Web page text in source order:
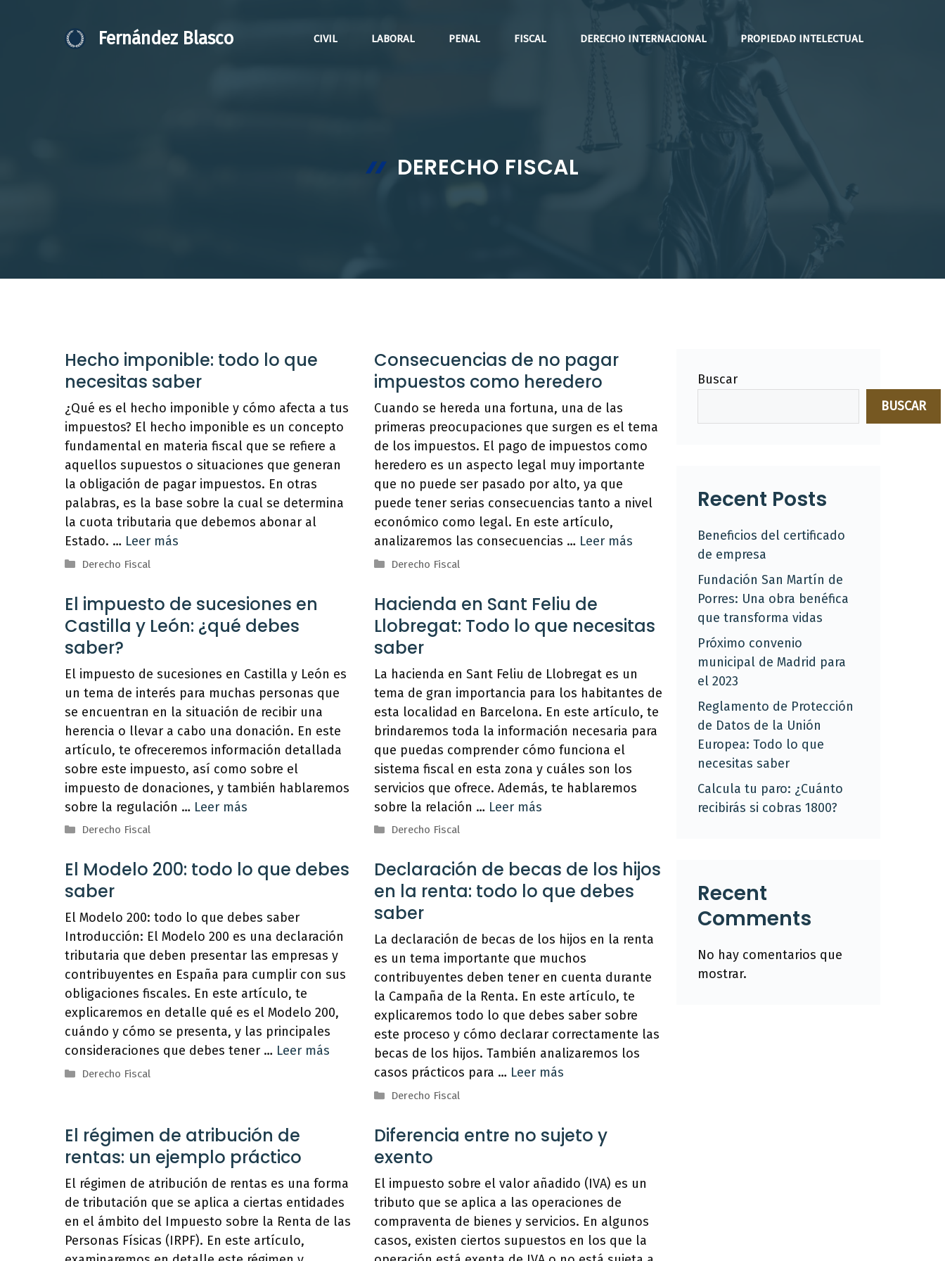
Fernández Blasco CIVIL LABORAL PENAL FISCAL DERECHO INTERNACIONAL PROPIEDAD INTELECTUAL
DERECHO FISCAL
Hecho imponible: todo lo que
necesitas saber
¿Qué es el hecho imponible y cómo afecta a tus
impuestos? El hecho imponible es un concepto
fundamental en materia fiscal que se refiere a
aquellos supuestos o situaciones que generan
la obligación de pagar impuestos. En otras
palabras, es la base sobre la cual se determina
la cuota tributaria que debemos abonar al
Estado. … Leer más
Categorías
Derecho Fiscal
Consecuencias de no pagar
impuestos como heredero
Cuando se hereda una fortuna, una de las
primeras preocupaciones que surgen es el tema
de los impuestos. El pago de impuestos como
heredero es un aspecto legal muy importante
que no puede ser pasado por alto, ya que
puede tener serias consecuencias tanto a nivel
económico como legal. En este artículo,
analizaremos las consecuencias … Leer más
Categorías
Derecho Fiscal
El impuesto de sucesiones en
Castilla y León: ¿qué debes
saber?
El impuesto de sucesiones en Castilla y León es
un tema de interés para muchas personas que
se encuentran en la situación de recibir una
herencia o llevar a cabo una donación. En este
artículo, te ofreceremos información detallada
sobre este impuesto, así como sobre el
impuesto de donaciones, y también hablaremos
sobre la regulación … Leer más
Categorías
Derecho Fiscal
Hacienda en Sant Feliu de
Llobregat: Todo lo que necesitas
saber
La hacienda en Sant Feliu de Llobregat es un
tema de gran importancia para los habitantes de
esta localidad en Barcelona. En este artículo, te
brindaremos toda la información necesaria para
que puedas comprender cómo funciona el
sistema fiscal en esta zona y cuáles son los
servicios que ofrece. Además, te hablaremos
sobre la relación … Leer más
Categorías
Derecho Fiscal
El Modelo 200: todo lo que debes
saber
El Modelo 200: todo lo que debes saber
Introducción: El Modelo 200 es una declaración
tributaria que deben presentar las empresas y
contribuyentes en España para cumplir con sus
obligaciones fiscales. En este artículo, te
explicaremos en detalle qué es el Modelo 200,
cuándo y cómo se presenta, y las principales
consideraciones que debes tener … Leer más
Categorías
Derecho Fiscal
Declaración de becas de los hijos
en la renta: todo lo que debes
saber
La declaración de becas de los hijos en la renta
es un tema importante que muchos
contribuyentes deben tener en cuenta durante
la Campaña de la Renta. En este artículo, te
explicaremos todo lo que debes saber sobre
este proceso y cómo declarar correctamente las
becas de los hijos. También analizaremos los
casos prácticos para … Leer más
Categorías
Derecho Fiscal
El régimen de atribución de
rentas: un ejemplo práctico
El régimen de atribución de rentas es una forma
de tributación que se aplica a ciertas entidades
en el ámbito del Impuesto sobre la Renta de las
Personas Físicas (IRPF). En este artículo,
Diferencia entre no sujeto y
exento
El impuesto sobre el valor añadido (IVA) es un
tributo que se aplica a las operaciones de
compraventa de bienes y servicios. En algunos
casos, existen ciertos supuestos en los que la
Buscar
BUSCAR
Recent Posts
Beneficios del certificado
de empresa
Fundación San Martín de
Porres: Una obra benéfica
que transforma vidas
Próximo convenio
municipal de Madrid para
el 2023
Reglamento de Protección
de Datos de la Unión
Europea: Todo lo que
necesitas saber
Calcula tu paro: ¿Cuánto
recibirás si cobras 1800?
Recent
Comments
No hay comentarios que
mostrar.